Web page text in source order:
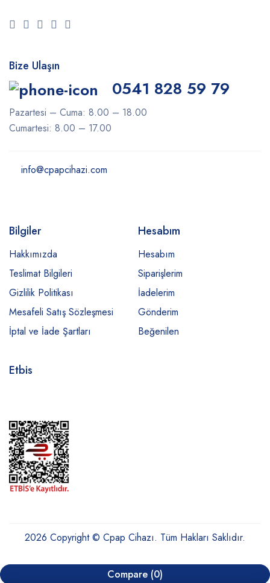
Bize Ulaşın
0541 828 59 79
Pazartesi – Cuma: 8.00 – 18.00
Cumartesi: 8.00 – 17.00
info@cpapcihazi.com
Bilgiler
Hakkımızda
Teslimat Bilgileri
Gizlilik Politikası
Mesafeli Satış Sözleşmesi
İptal ve İade Şartları
Hesabım
Hesabım
Siparişlerim
İadelerim
Gönderim
Beğenilen
Etbis
2026 Copyright © Cpap Cihazı. Tüm Hakları Saklıdır.
Compare (0)